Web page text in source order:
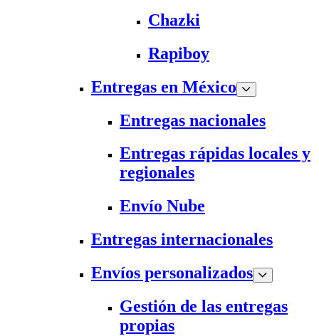
Chazki
Rapiboy
Entregas en México
Entregas nacionales
Entregas rápidas locales y
regionales
Envío Nube
Entregas internacionales
Envíos personalizados
Gestión de las entregas
propias